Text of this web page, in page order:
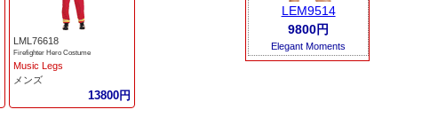
LML76618
Firefighter Hero Costume
Music Legs
メンズ
13800円
LEM9514
9800円
Elegant Moments